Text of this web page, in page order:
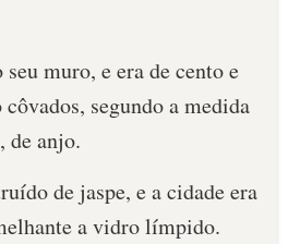
muro, e era de cento e
segundo a medida
de anjo.
de jaspe, e a cidade era
a vidro límpido.